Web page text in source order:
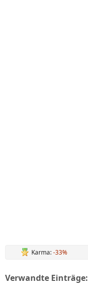
Karma:-33%
Verwandte Einträge: